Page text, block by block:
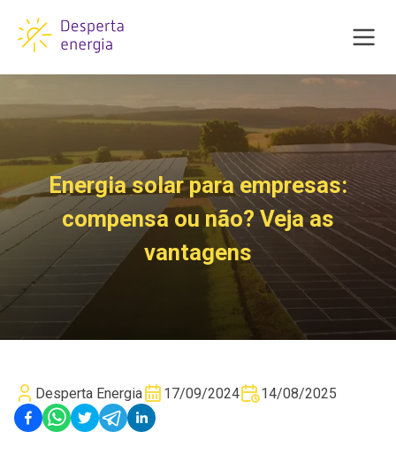
Energia solar para empresas:
compensa ou não? Veja as
vantagens
Desperta Energia 17/09/2024 14/08/2025